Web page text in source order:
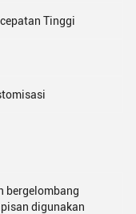
Tinggi
bergelombang
digunakan